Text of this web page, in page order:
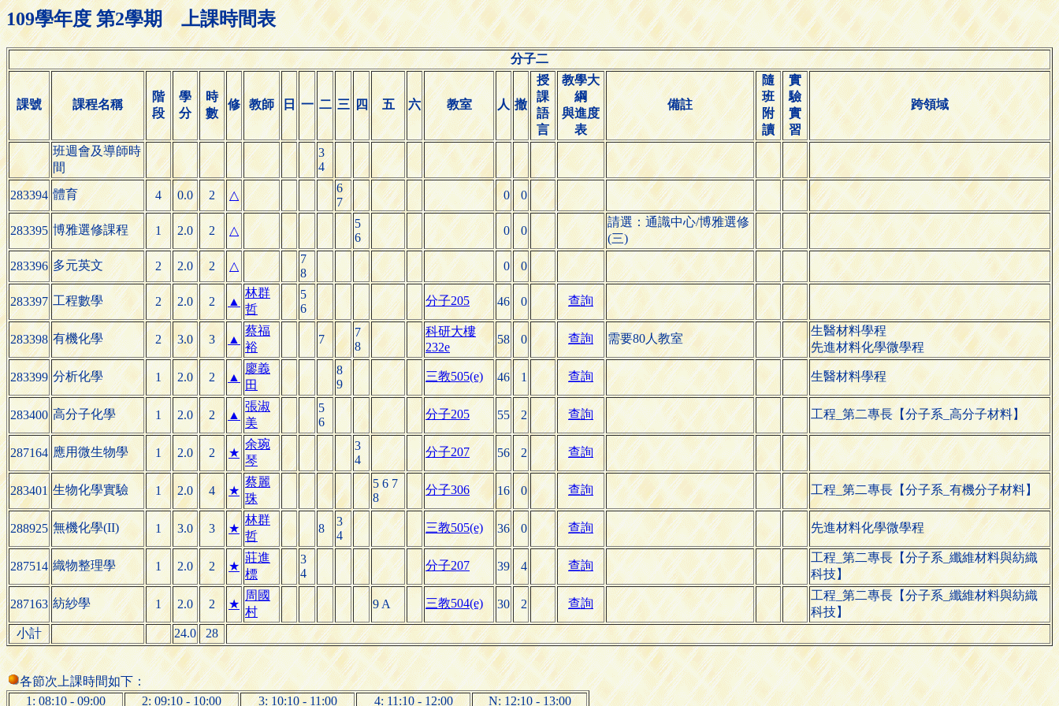
109學年度 第2學期 上課時間表
分子二
課號 課程名稱
階
段
學
分
時
數
修 教師 日 一 二 三 四 五 六 教室 人 撤
授
課
語
言
教學大
綱
與進度
表
備註
隨
班
附
讀
實
驗
實
習
跨領域
班週會及導師時
間
3
4
283394 體育 4 0.0 2 △
6
7
0 0
283395 博雅選修課程 1 2.0 2 △
5
6
0 0
請選：通識中心/博雅選修
(三)
283396 多元英文 2 2.0 2 △
7
8
0 0
283397 工程數學 2 2.0 2 ▲
林群
哲
5
6
分子205 46 0 查詢
283398 有機化學 2 3.0 3 ▲
蔡福
裕
7
7
8
科研大樓
232e
58 0 查詢 需要80人教室
生醫材料學程
先進材料化學微學程
283399 分析化學 1 2.0 2 ▲
廖義
田
8
9
三教505(e) 46 1 查詢 生醫材料學程
283400 高分子化學 1 2.0 2 ▲
張淑
美
5
6
分子205 55 2 查詢 工程_第二專長【分子系_高分子材料】
287164 應用微生物學 1 2.0 2 ★
余琬
琴
3
4
分子207 56 2 查詢
283401 生物化學實驗 1 2.0 4 ★
蔡麗
珠
5 6 7
8
分子306 16 0 查詢 工程_第二專長【分子系_有機分子材料】
288925 無機化學(II) 1 3.0 3 ★
林群
哲
8
3
4
三教505(e) 36 0 查詢 先進材料化學微學程
287514 織物整理學 1 2.0 2 ★
莊進
標
3
4
分子207 39 4 查詢
工程_第二專長【分子系_纖維材料與紡織
科技】
287163 紡紗學 1 2.0 2 ★
周國
村
9 A 三教504(e) 30 2 查詢
工程_第二專長【分子系_纖維材料與紡織
科技】
小計
24.0 28
各節次上課時間如下：
1: 08:10 - 09:00
2: 09:10 - 10:00 3: 10:10 - 11:00 4: 11:10 - 12:00 N: 12:10 - 13:00